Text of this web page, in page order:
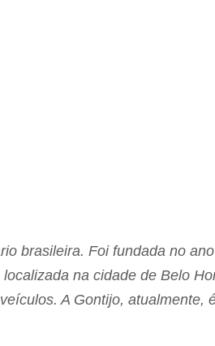
brasileira. Foi fundada no
na cidade de Belo
A Gontijo, atualmente,